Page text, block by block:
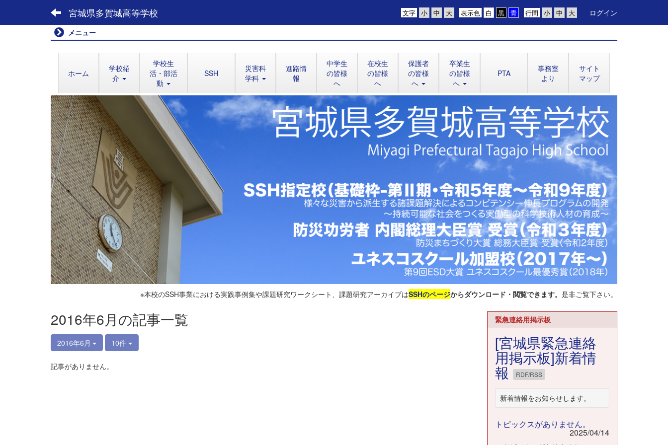
宮城県多賀城高等学校 行間
表示色
文字
ログイン
メニュー
ホーム
学校紹
介
学校生
活・部活
動
SSH
災害科
学科
進路情
報
中学生
の皆様
へ
在校生
の皆様
へ
保護者
の皆様
へ
卒業生
の皆様
へ
PTA
事務室
より
サイト
マップ
※本校のSSH事業における実践事例集や課題研究ワークシート、課題研究アーカイブはSSHのページからダウンロード・閲覧できます。 是非ご覧下さい。
2016年6月の記事一覧
2016年6月 10件
記事がありません。
緊急連絡用掲示板
[宮城県緊急連絡
用掲示板]新着情
報 RDF/RSS
新着情報をお知らせします。
トピックスがありません。
2025/04/14